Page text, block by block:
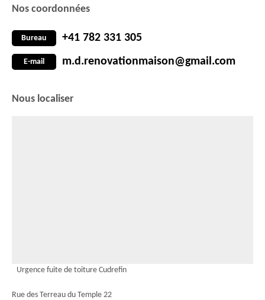
Nos coordonnées
Bureau +41 782 331 305
E-mail m.d.renovationmaison@gmail.com
Nous localiser
Urgence fuite de toiture Cudrefin
Rue des Terreau du Temple 22